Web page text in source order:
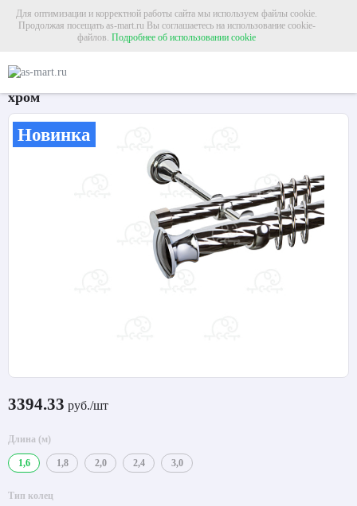
Для оптимизации и корректной работы сайта мы используем файлы cookie.
Продолжая посещать as-mart.ru Вы соглашаетесь на использование cookie-
файлов. Подробнее об использовании cookie
Карниз для штор двухрядный «Пьемонт» Ø25К/16К
хром
Новинка
3394.33 руб./шт
Длина (м)
1,6 1,8 2,0 2,4 3,0
Тип колец